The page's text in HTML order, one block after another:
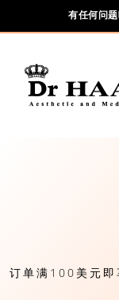
有任何问
订单满100美元